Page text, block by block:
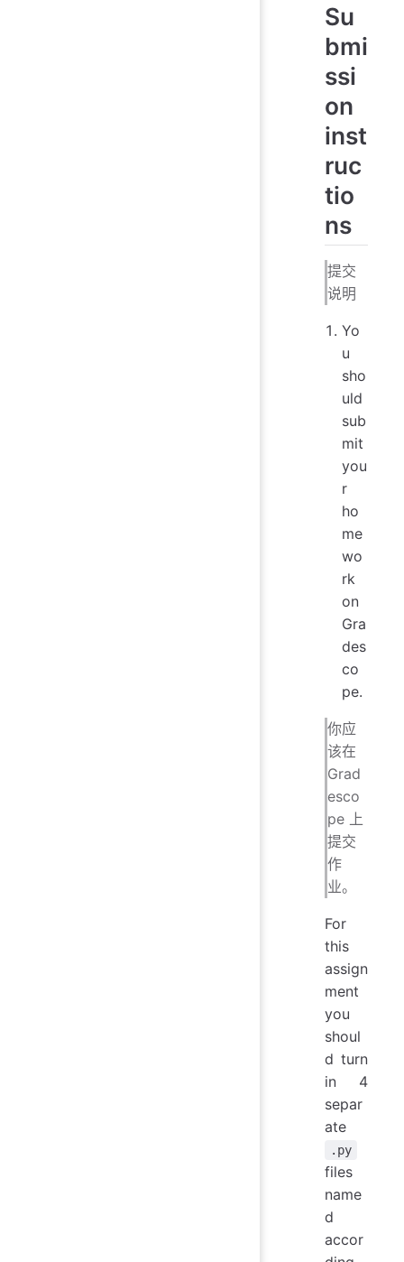
Su
bmi
ssi
on
inst
ruc
tio
ns
提交
说明
Yo
u
sho
uld
sub
mit
you
r
ho
me
wo
rk
on
Gra
des
co
pe.
你应
该在
Grad
esco
pe 上
提交
作
业。
For
this
assign
ment
you
shoul
d turn
in 4
separ
ate
.py
files
name
d
accor